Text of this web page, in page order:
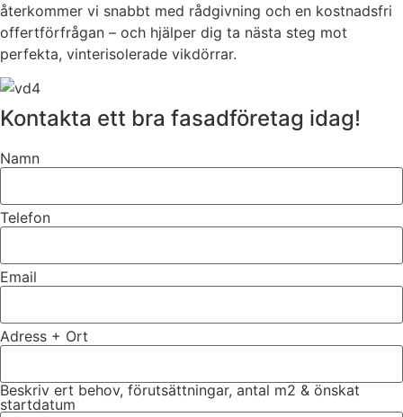
återkommer vi snabbt med rådgivning och en kostnadsfri
offertförfrågan – och hjälper dig ta nästa steg mot
perfekta, vinterisolerade vikdörrar.
Kontakta ett bra fasadföretag idag!
Namn
Telefon
Email
Adress + Ort
Beskriv ert behov, förutsättningar, antal m2 & önskat
startdatum